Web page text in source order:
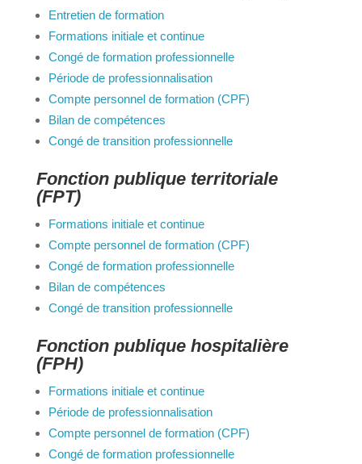
reconversion).
Fonction publique d'État (FPE)
Entretien de formation
Formations initiale et continue
Congé de formation professionnelle
Période de professionnalisation
Compte personnel de formation (CPF)
Congé de transition professionnelle
Fonction publique territoriale (FPT)
Formations initiale et continue
Compte personnel de formation (CPF)
Congé de formation professionnelle
Bilan de compétences
Fonction publique hospitalière
(FPH)
Formations initiale et continue
Période de professionnalisation
Compte personnel de formation (CPF)